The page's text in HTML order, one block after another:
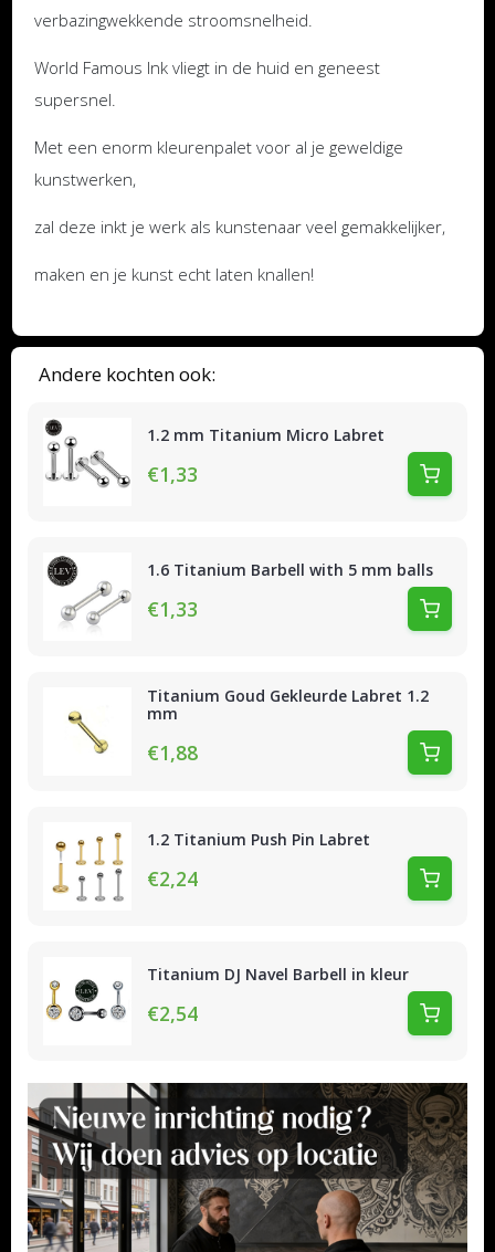
Andere kochten ook:
1.2 mm Titanium Micro Labret
€1,33
1.6 Titanium Barbell with 5 mm balls
€1,33
Titanium Goud Gekleurde Labret 1.2
mm
€1,88
1.2 Titanium Push Pin Labret
€2,24
Titanium DJ Navel Barbell in kleur
€2,54
verbazingwekkende stroomsnelheid.
World Famous Ink vliegt in de huid en geneest
supersnel.
Met een enorm kleurenpalet voor al je geweldige
kunstwerken,
zal deze inkt je werk als kunstenaar veel gemakkelijker,
maken en je kunst echt laten knallen!